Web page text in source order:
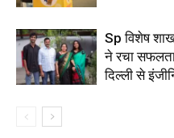
Sp विशेष
ने रचा
दिल्ली से